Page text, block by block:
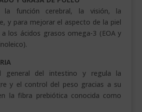
la función cerebral, la visión, la
y para mejorar el aspecto de la piel
los ácidos grasos omega-3 (EOA y
general del intestino y regula la
y el control del peso gracias a su
la fibra prebiótica conocida como